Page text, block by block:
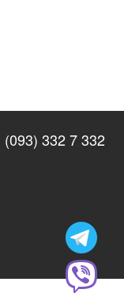
(093) 332 7 332